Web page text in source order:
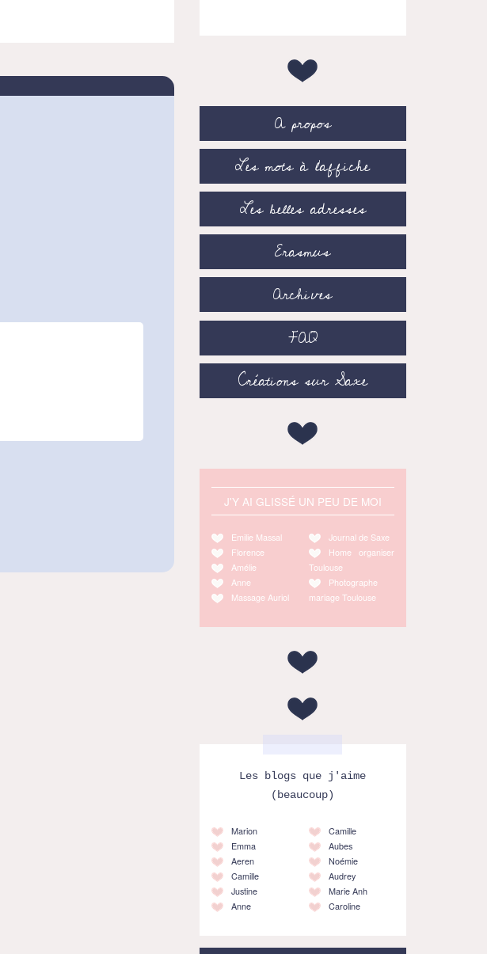
A propos
Les mots à l’affiche
Les belles adresses
Erasmus
Archives
FAQ
Créations sur Saxe
J'Y AI GLISSÉ UN PEU DE MOI
Emilie Massal
Florence
Amélie
Anne
Massage Auriol
Journal de Saxe
Home organiser
Toulouse
Photographe
mariage Toulouse
Les blogs que j'aime
(beaucoup)
Marion
Emma
Aeren
Camille
Justine
Anne
Camille
Aubes
Noémie
Audrey
Marie Anh
Caroline